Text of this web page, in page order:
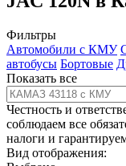
Фильтры
Автомобили с КМУ
автобусы Бортовые
Показать все
Честность и
соблюдаем все
налоги и
Вид отображения: